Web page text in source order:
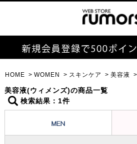
HOME WOMEN スキンケア 美容液
美容液(ウィメンズ)の商品一覧
検索結果：1件